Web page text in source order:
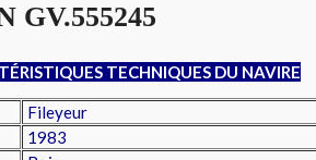
GV.555245
TECHNIQUES DU NAVIRE
Fileyeur
1983